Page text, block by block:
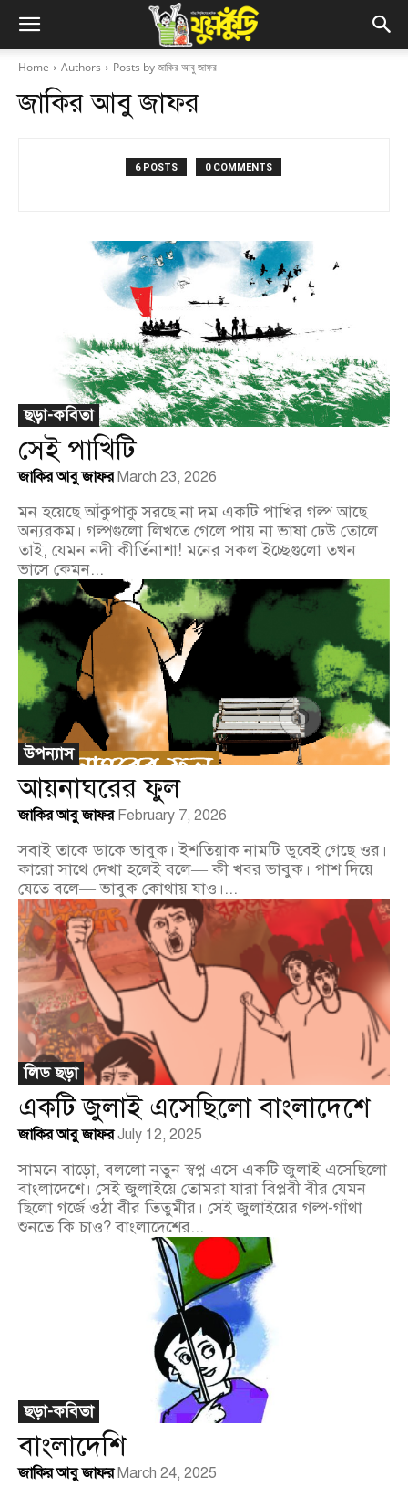
Home Authors Posts by জাকির আবু জাফর
জাকির আবু জাফর
6 POSTS 0 COMMENTS
ছড়া-কবিতা
সেই পাখিটি
জাকির আবু জাফর March 23, 2026
মন হয়েছে আঁকুপাকু সরছে না দম একটি পাখির গল্প আছে
অন্যরকম। গল্পগুলো লিখতে গেলে পায় না ভাষা ঢেউ তোলে
তাই, যেমন নদী কীর্তিনাশা! মনের সকল ইচ্ছেগুলো তখন
ভাসে কেমন...
উপন্যাস
আয়নাঘরের ফুল
জাকির আবু জাফর February 7, 2026
সবাই তাকে ডাকে ভাবুক। ইশতিয়াক নামটি ডুবেই গেছে ওর।
কারো সাথে দেখা হলেই বলে— কী খবর ভাবুক। পাশ দিয়ে
যেতে বলে— ভাবুক কোথায় যাও।...
লিড ছড়া
একটি জুলাই এসেছিলো বাংলাদেশে
জাকির আবু জাফর July 12, 2025
সামনে বাড়ো, বললো নতুন স্বপ্ন এসে একটি জুলাই এসেছিলো
বাংলাদেশে। সেই জুলাইয়ে তোমরা যারা বিপ্লবী বীর যেমন
ছিলো গর্জে ওঠা বীর তিতুমীর। সেই জুলাইয়ের গল্প-গাঁথা
শুনতে কি চাও? বাংলাদেশের...
ছড়া-কবিতা
বাংলাদেশি
জাকির আবু জাফর March 24, 2025